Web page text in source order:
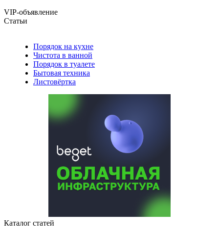
VIP-объявление
Статьи
Порядок на кухне
Чистота в ванной
Порядок в туалете
Бытовая техника
Листовёртка
Каталог статей